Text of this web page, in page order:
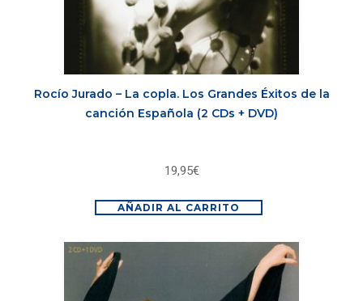
Rocío Jurado – La copla. Los Grandes Éxitos de la
canción Española (2 CDs + DVD)
19,95€
AÑADIR AL CARRITO